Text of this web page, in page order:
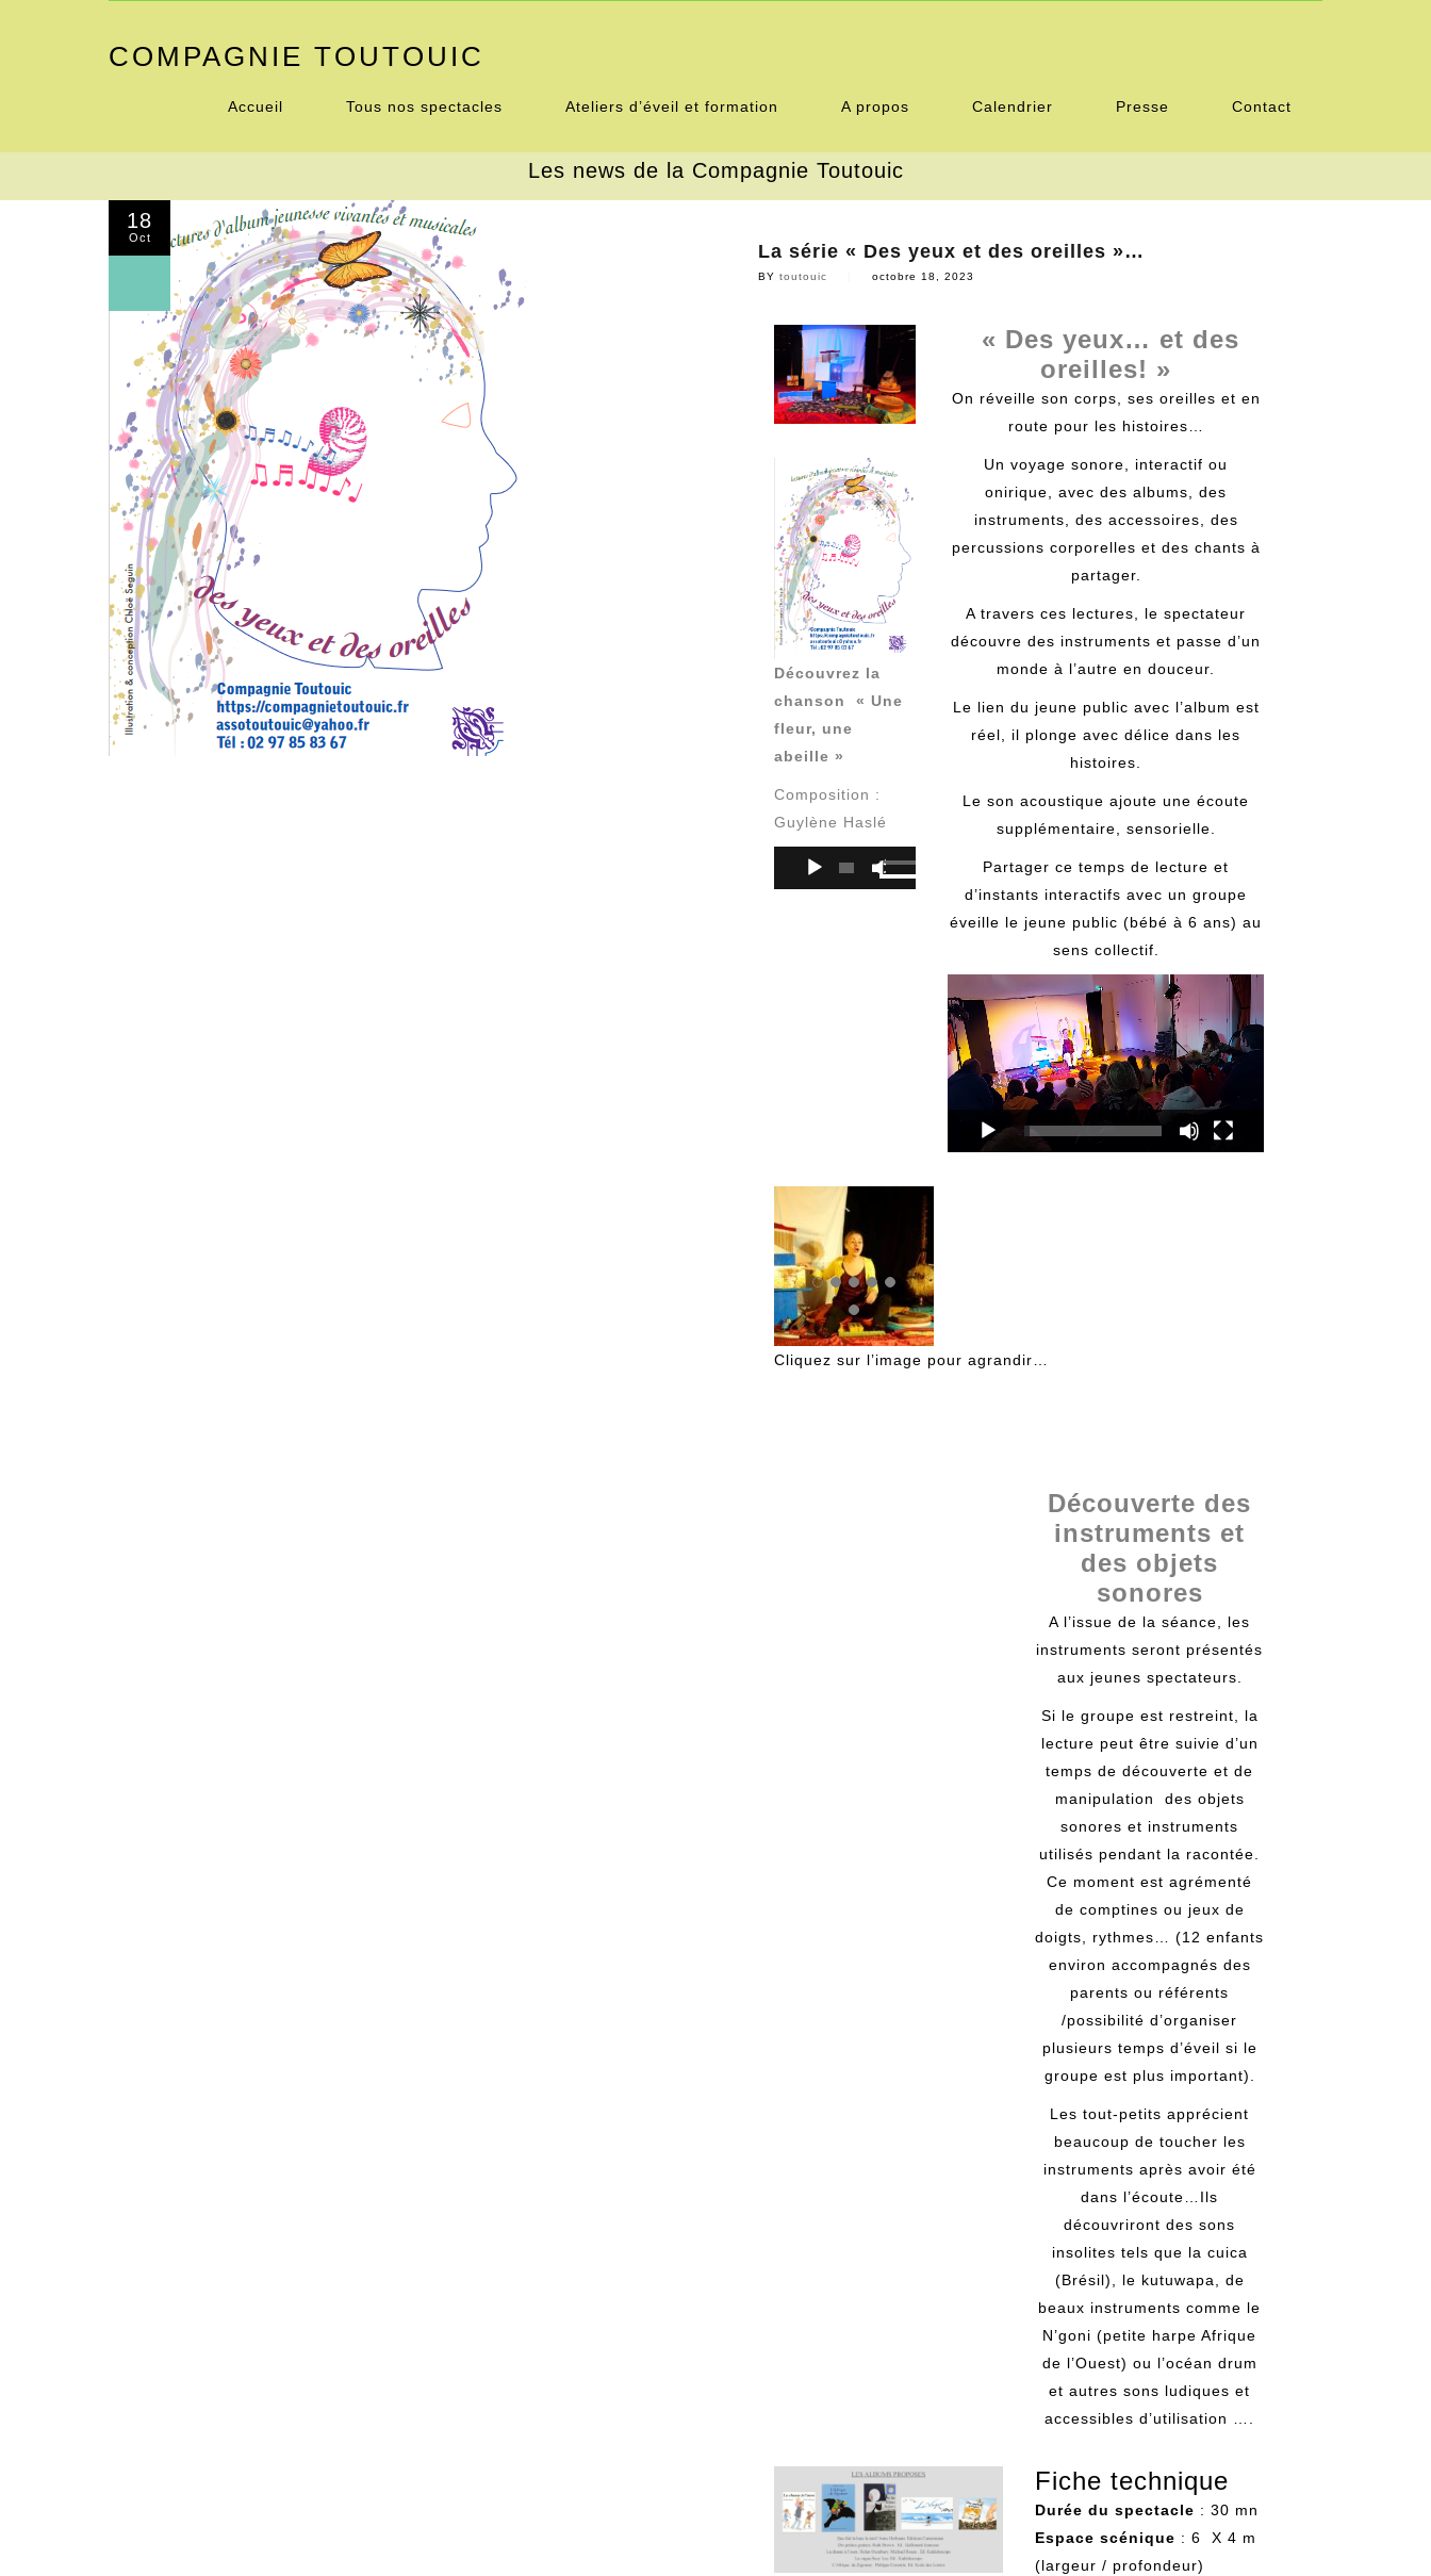
COMPAGNIE TOUTOUIC
Accueil Tous nos spectacles Ateliers d’éveil et formation A propos Calendrier Presse Contact
Accueil
Ateliers d’éveil et formation
A propos
Calendrier
Les news de la Compagnie Toutouic
18
Oct
La série « Des yeux et des oreilles »…
BY toutouic octobre 18, 2023
Découvrez la
chanson « Une
fleur, une
abeille »
Composition :
Guylène Haslé
Lecteur
audio
Utilisez
les
augmenter
« Des yeux… et des
oreilles! »
On réveille son corps, ses oreilles et en
route pour les histoires…
Un voyage sonore, interactif ou
onirique, avec des albums, des
instruments, des accessoires, des
percussions corporelles et des chants à
partager.
A travers ces lectures, le spectateur
découvre des instruments et passe d’un
monde à l’autre en douceur.
Le lien du jeune public avec l’album est
réel, il plonge avec délice dans les
histoires.
Le son acoustique ajoute une écoute
supplémentaire, sensorielle.
Partager ce temps de lecture et
d’instants interactifs avec un groupe
éveille le jeune public (bébé à 6 ans) au
sens collectif.
vidéo
Cliquez sur l’image pour agrandir…
Découverte des
instruments et
des objets
sonores
A l’issue de la séance, les
instruments seront présentés
aux jeunes spectateurs.
Si le groupe est restreint, la
lecture peut être suivie d’un
temps de découverte et de
manipulation des objets
sonores et instruments
utilisés pendant la racontée.
Ce moment est agrémenté
de comptines ou jeux de
doigts, rythmes… (12 enfants
environ accompagnés des
parents ou référents
/possibilité d’organiser
plusieurs temps d’éveil si le
groupe est plus important).
Les tout-petits apprécient
beaucoup de toucher les
instruments après avoir été
dans l’écoute…Ils
découvriront des sons
insolites tels que la cuica
(Brésil), le kutuwapa, de
beaux instruments comme le
N’goni (petite harpe Afrique
de l’Ouest) ou l’océan drum
et autres sons ludiques et
accessibles d’utilisation ….
Fiche technique
Durée du spectacle : 30 mn
Espace scénique : 6 X 4 m
(largeur / profondeur)